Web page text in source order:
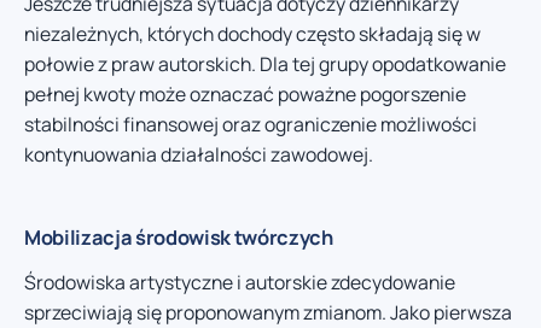
niezależnych, których dochody często składają się w
połowie z praw autorskich. Dla tej grupy opodatkowanie
pełnej kwoty może oznaczać poważne pogorszenie
stabilności finansowej oraz ograniczenie możliwości
kontynuowania działalności zawodowej.
Mobilizacja środowisk twórczych
Środowiska artystyczne i autorskie zdecydowanie
sprzeciwiają się proponowanym zmianom. Jako pierwsza